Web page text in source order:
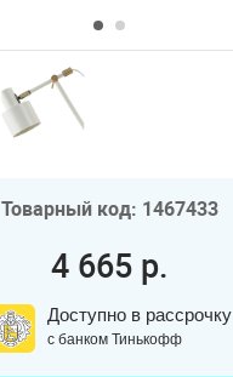
Товарный код: 1467433
4 665 р.
Доступно в рассрочку
с банком Тинькофф